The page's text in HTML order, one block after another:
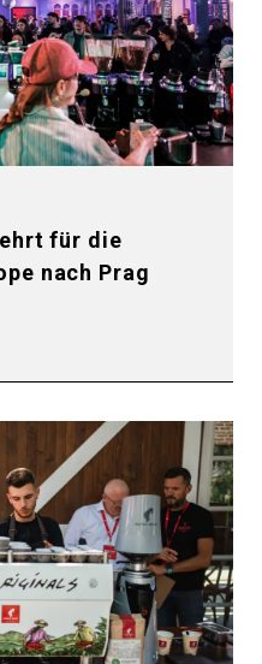
für die
nach Prag